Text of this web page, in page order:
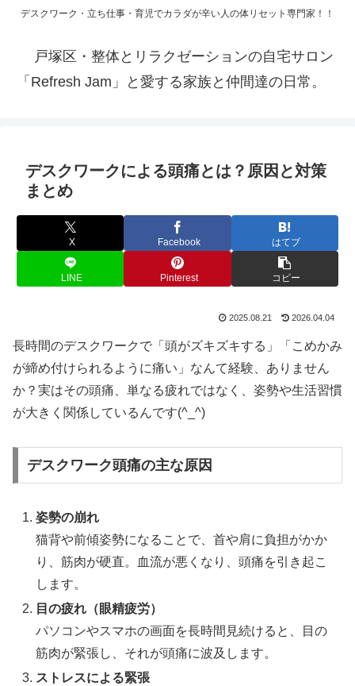
デスクワーク・立ち仕事・育児でカラダが辛い人の体リセット専門家！！
戸塚区・整体とリラクゼーションの自宅サロン
「Refresh Jam」と愛する家族と仲間達の日常。
デスクワークによる頭痛とは？原因と対策
まとめ
X Facebook はてブ
LINE Pinterest コピー
2025.08.21 2026.04.04
長時間のデスクワークで「頭がズキズキする」「こめかみ
が締め付けられるように痛い」なんて経験、ありません
か？実はその頭痛、単なる疲れではなく、姿勢や生活習慣
が大きく関係しているんです(^_^)
デスクワーク頭痛の主な原因
姿勢の崩れ
猫背や前傾姿勢になることで、首や肩に負担がかか
り、筋肉が硬直。血流が悪くなり、頭痛を引き起こ
します。
目の疲れ（眼精疲労）
パソコンやスマホの画面を長時間見続けると、目の
筋肉が緊張し、それが頭痛に波及します。
ストレスによる緊張